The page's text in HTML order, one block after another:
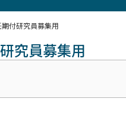
付研究員募集用
究員募集用